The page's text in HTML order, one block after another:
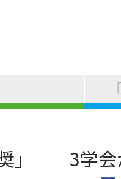
奨」 3学会